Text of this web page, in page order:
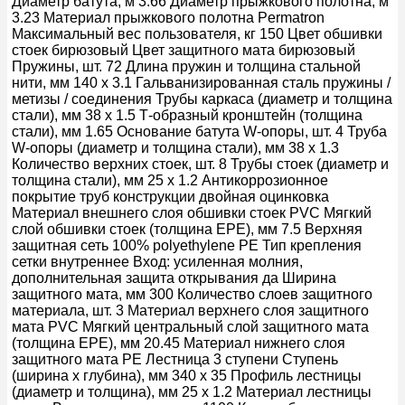
3.23 Материал прыжкового полотна Permatron
Максимальный вес пользователя, кг 150 Цвет обшивки
стоек бирюзовый Цвет защитного мата бирюзовый
Пружины, шт. 72 Длина пружин и толщина стальной
нити, мм 140 x 3.1 Гальванизированная сталь пружины /
метизы / соединения Трубы каркаса (диаметр и толщина
стали), мм 38 x 1.5 Т-образный кронштейн (толщина
стали), мм 1.65 Основание батута W-опоры, шт. 4 Труба
W-опоры (диаметр и толщина стали), мм 38 x 1.3
Количество верхних стоек, шт. 8 Трубы стоек (диаметр и
толщина стали), мм 25 x 1.2 Антикоррозионное
покрытие труб конструкции двойная оцинковка
Материал внешнего слоя обшивки стоек PVC Мягкий
слой обшивки стоек (толщина EPE), мм 7.5 Верхняя
защитная сеть 100% polyethylene PE Тип крепления
сетки внутреннее Вход: усиленная молния,
дополнительная защита открывания да Ширина
защитного мата, мм 300 Количество слоев защитного
материала, шт. 3 Материал верхнего слоя защитного
мата PVC Мягкий центральный слой защитного мата
(толщина EPE), мм 20.45 Материал нижнего слоя
защитного мата PE Лестница 3 ступени Ступень
(ширина x глубина), мм 340 x 35 Профиль лестницы
(диаметр и толщина), мм 25 x 1.2 Материал лестницы